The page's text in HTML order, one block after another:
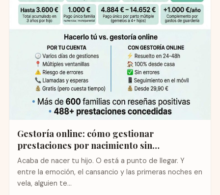
Gestoría online: cómo gestionar
prestaciones por nacimiento sin
complicaciones
Acaba de nacer tu hijo. O está a punto de llegar. Y
entre la emoción, el cansancio y las primeras noches en
vela, alguien te...